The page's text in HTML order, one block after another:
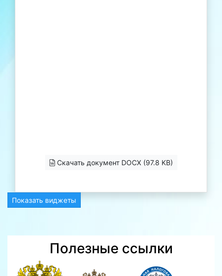
Скачать документ DOCX (97.8 KB)
Показать виджеты
Полезные ссылки